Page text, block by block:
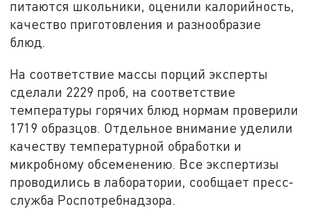
питаются школьники, оценили калорийность,
качество приготовления и разнообразие
блюд.
На соответствие массы порций эксперты
сделали 2229 проб, на соответствие
температуры горячих блюд нормам проверили
1719 образцов. Отдельное внимание уделили
качеству температурной обработки и
микробному обсеменению. Все экспертизы
проводились в лаборатории, сообщает пресс-
служба Роспотребнадзора.